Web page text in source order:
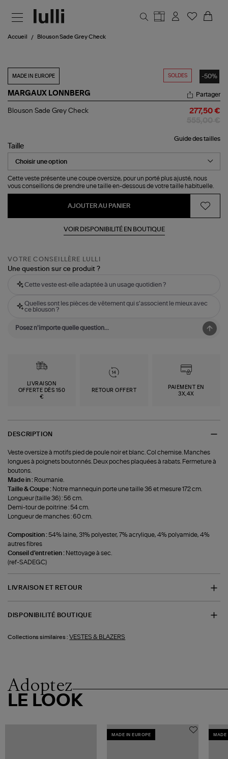
Accueil Blouson Sade Grey Check
SOLDES -50%
MADE IN EUROPE
MARGAUX LONNBERG
Blouson
Partager
Blouson Sade Grey Check 277,50 €
Guide des tailles
Taille
Cette veste présente une coupe oversize, pour un porté plus ajusté, nous
vous conseillons de prendre une taille en-dessous de votre taille habituelle.
AJOUTER AU PANIER
VOIR DISPONIBILITÉ EN BOUTIQUE
VOTRE CONSEILLÈRE LULLI
Une question sur ce produit ?
Cette veste est-elle adaptée à un usage quotidien ?
Quelles sont les pièces de vêtement qui s'associent le mieux avec
ce blouson ?
LIVRAISON
OFFERTE DÈS 150
€
RETOUR OFFERT
PAIEMENT EN
3X,4X
DESCRIPTION
Veste oversize à motifs pied de poule noir et blanc. Col chemise. Manches
longues à poignets boutonnés. Deux poches plaquées à rabats. Fermeture à
boutons.
Made in : Roumanie.
Taille & Coupe : Notre mannequin porte une taille 36 et mesure 172 cm.
Longueur (taille 36) : 56 cm.
Demi-tour de poitrine : 54 cm.
Longueur de manches : 60 cm.
Composition :54% laine, 31% polyester, 7% acrylique, 4% polyamide, 4%
autres fibres
Conseil d'entretien : Nettoyage à sec.
(ref-SADEGC)
LIVRAISON ET RETOUR
DISPONIBILITÉ BOUTIQUE
Collections similaires : VESTES & BLAZERS
Adoptez
LE LOOK
MADE IN EUROPE MADE